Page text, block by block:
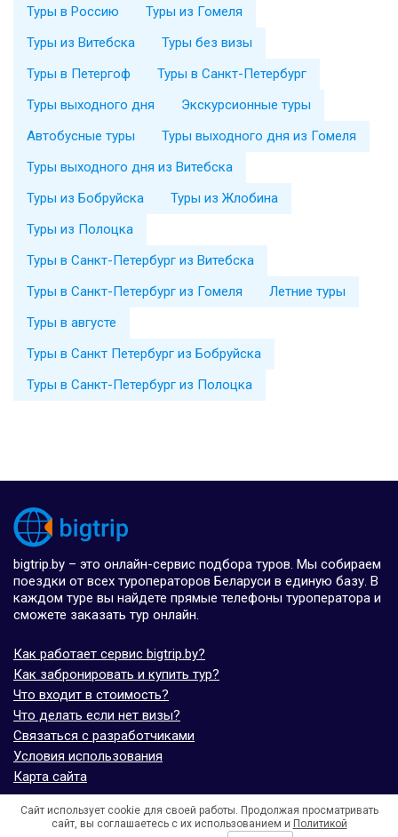
Туры в Россию
Туры из Гомеля
Туры из Витебска
Туры без визы
Туры в Петергоф
Туры в Санкт-Петербург
Туры выходного дня
Экскурсионные туры
Автобусные туры
Туры выходного дня из Гомеля
Туры выходного дня из Витебска
Туры из Бобруйска
Туры из Жлобина
Туры из Полоцка
Туры в Санкт-Петербург из Витебска
Туры в Санкт-Петербург из Гомеля
Летние туры
Туры в августе
Туры в Санкт Петербург из Бобруйска
Туры в Санкт-Петербург из Полоцка
bigtrip.by – это онлайн-сервис подбора туров. Мы собираем
поездки от всех туроператоров Беларуси в единую базу. В
каждом туре вы найдете прямые телефоны туроператора и
сможете заказать тур онлайн.
Как работает сервис bigtrip.by?
Как забронировать и купить тур?
Что входит в стоимость?
Что делать если нет визы?
Связаться с разработчиками
Условия использования
Карта сайта
© bigtrip.by,elijoviaje.es– 2014 - 2026
- 5.0 на основе 7 отзывов
Сайт использует cookie для своей работы. Продолжая просматривать
сайт, вы соглашаетесь с их использованием и Политикой